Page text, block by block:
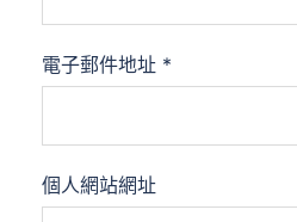
電子郵件地址 *
個人網站網址